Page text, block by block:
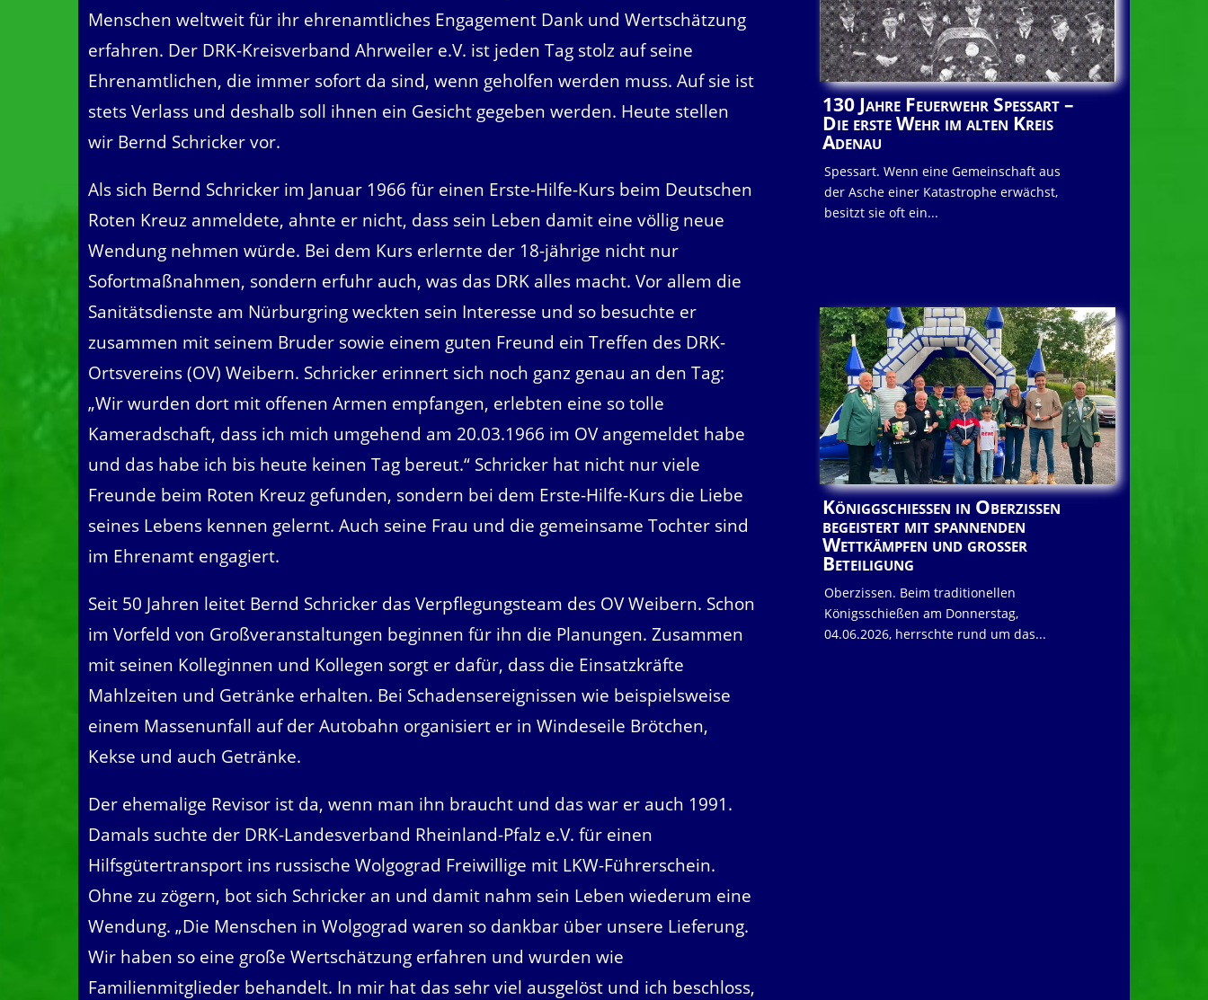
Menschen weltweit für ihr ehrenamtliches Engagement Dank und Wertschätzung
erfahren. Der DRK-Kreisverband Ahrweiler e.V. ist jeden Tag stolz auf seine
Ehrenamtlichen, die immer sofort da sind, wenn geholfen werden muss. Auf sie ist
stets Verlass und deshalb soll ihnen ein Gesicht gegeben werden. Heute stellen
wir Bernd Schricker vor.
Als sich Bernd Schricker im Januar 1966 für einen Erste-Hilfe-Kurs beim Deutschen
Roten Kreuz anmeldete, ahnte er nicht, dass sein Leben damit eine völlig neue
Wendung nehmen würde. Bei dem Kurs erlernte der 18-jährige nicht nur
Sofortmaßnahmen, sondern erfuhr auch, was das DRK alles macht. Vor allem die
Sanitätsdienste am Nürburgring weckten sein Interesse und so besuchte er
zusammen mit seinem Bruder sowie einem guten Freund ein Treffen des DRK-
Ortsvereins (OV) Weibern. Schricker erinnert sich noch ganz genau an den Tag:
„Wir wurden dort mit offenen Armen empfangen, erlebten eine so tolle
Kameradschaft, dass ich mich umgehend am 20.03.1966 im OV angemeldet habe
und das habe ich bis heute keinen Tag bereut.“ Schricker hat nicht nur viele
Freunde beim Roten Kreuz gefunden, sondern bei dem Erste-Hilfe-Kurs die Liebe
seines Lebens kennen gelernt. Auch seine Frau und die gemeinsame Tochter sind
im Ehrenamt engagiert.
Seit 50 Jahren leitet Bernd Schricker das Verpflegungsteam des OV Weibern. Schon
im Vorfeld von Großveranstaltungen beginnen für ihn die Planungen. Zusammen
mit seinen Kolleginnen und Kollegen sorgt er dafür, dass die Einsatzkräfte
Mahlzeiten und Getränke erhalten. Bei Schadensereignissen wie beispielsweise
einem Massenunfall auf der Autobahn organisiert er in Windeseile Brötchen,
Kekse und auch Getränke.
Der ehemalige Revisor ist da, wenn man ihn braucht und das war er auch 1991.
Damals suchte der DRK-Landesverband Rheinland-Pfalz e.V. für einen
Hilfsgütertransport ins russische Wolgograd Freiwillige mit LKW-Führerschein.
Ohne zu zögern, bot sich Schricker an und damit nahm sein Leben wiederum eine
Wendung. „Die Menschen in Wolgograd waren so dankbar über unsere Lieferung.
Wir haben so eine große Wertschätzung erfahren und wurden wie
Familienmitglieder behandelt. In mir hat das sehr viel ausgelöst und ich beschloss,
130 Jahre Feuerwehr Spessart –
Die erste Wehr im alten Kreis
Adenau
Spessart. Wenn eine Gemeinschaft aus
der Asche einer Katastrophe erwächst,
besitzt sie oft ein...
Königgschießen in Oberzissen
begeistert mit spannenden
Wettkämpfen und großer
Beteiligung
Oberzissen. Beim traditionellen
Königsschießen am Donnerstag,
04.06.2026, herrschte rund um das...